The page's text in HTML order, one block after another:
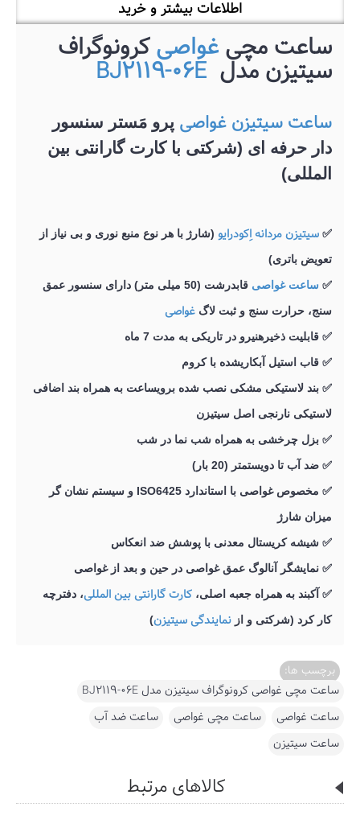
اطلاعات بیشتر و خرید
ساعت مچیغواصیکرونوگراف
سیتیزن مدل BJ2119-06E
ساعت سیتیزن غواصی پرو مَستر سنسور
دار حرفه ای (شرکتی با کارت گارانتی بین
المللی)
✅ سیتیزن مردانه اِکودرایو (شارژ با هر نوع منبع نوری و بی نیاز از
تعویض باتری)
✅ ساعت غواصی
قابدرشت (50 میلی متر) دارای سنسور عمق
سنج، حرارت سنج و ثبت لاگ غواصی
✅ قابلیت ذخیرهنیرو در تاریکی به مدت 7 ماه
✅ قاب استیل آبکاریشده با کروم
✅ بند لاستیکی مشکی نصب شده برویساعت به همراه بند اضافی
لاستیکی نارنجی اصل سیتیزن
✅ بزل چرخشی به همراه شب نما در شب
✅ ضد آب تا دویستمتر (20 بار)
✅ مخصوص غواصی با استاندارد ISO6425 و سیستم نشان گر
میزان شارژ
✅ شیشه کریستال معدنی با پوشش ضد انعکاس
✅ نمایشگر آنالوگ عمق غواصی در حین و بعد از غواصی
✅ آکبند به همراه جعبه اصلی، کارت گارانتی بین المللی، دفترچه
کار کرد (شرکتی و از نمایندگی سیتیزن)
برچسب ها:
ساعت مچی غواصی کرونوگراف سیتیزن مدل BJ2119-06E
ساعت غواصی
ساعت مچی غواصی ساعت ضد آب
ساعت سیتیزن
کالاهای مرتبط